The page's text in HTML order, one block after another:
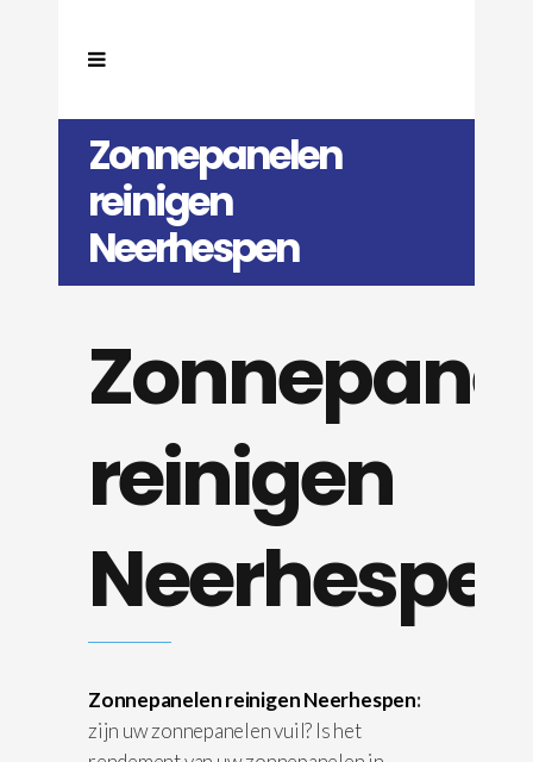
Zonnepanelen
reinigen
Neerhespen
reinigen
Zonnepanelen reinigen Neerhespen:
zijn uw zonnepanelen vuil? Is het